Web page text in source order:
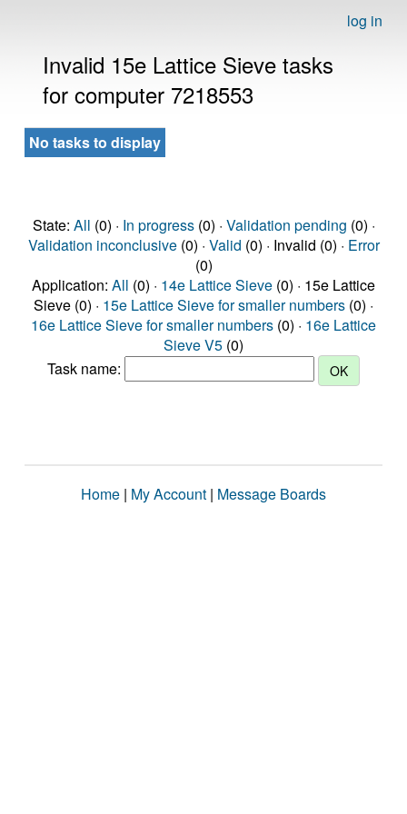
log in
Invalid 15e Lattice Sieve tasks
for computer 7218553
No tasks to display
State: All (0) · In progress(0) · Validation pending (0) ·
Validation inconclusive(0) · Valid (0) · Invalid (0) · Error
(0)
Application: All (0) · 14e Lattice Sieve (0) · 15e Lattice
Sieve (0) · 15e Lattice Sieve for smaller numbers (0) ·
16e Lattice Sieve for smaller numbers (0) · 16e Lattice
Sieve V5 (0)
Task name:
Home | My Account | Message Boards